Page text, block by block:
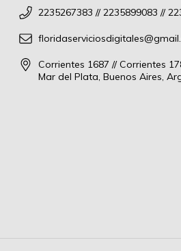
2235267383 // 2235899083 //
Corrientes 1687 // Corrientes
Mar del Plata, Buenos Aires,